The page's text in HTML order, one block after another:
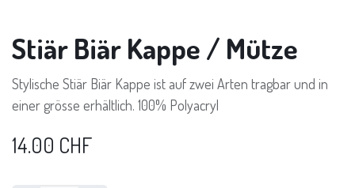
Stiär Biär Kappe / Mütze
Stylische Stiär Biär Kappe ist auf zwei Arten tragbar und in
einer grösse erhältlich. 100% Polyacryl
14.00 CHF